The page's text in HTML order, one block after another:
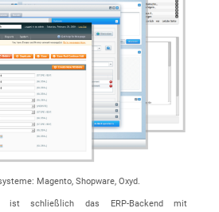
Magento, Shopware, Oxyd.
ist schließlich das ERP-Backend mit